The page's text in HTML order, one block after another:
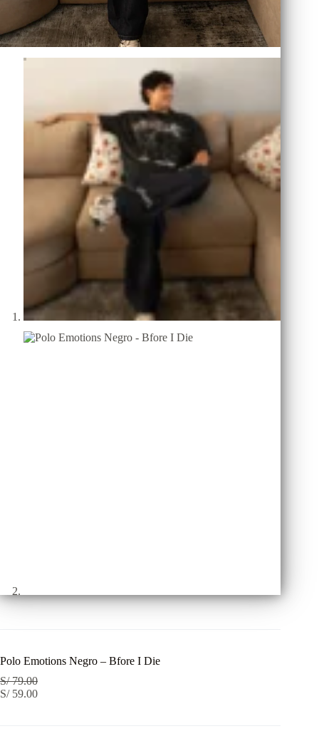
Polo Emotions Negro – Bfore I Die
S/79.00
S/59.00